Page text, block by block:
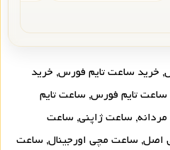
, خرید ساعت تایم فورس, خرید
ساعت تایم فورس, ساعت تایم
, ساعت ژاپنی, ساعت
اصل, ساعت مچی اورجینال, ساعت